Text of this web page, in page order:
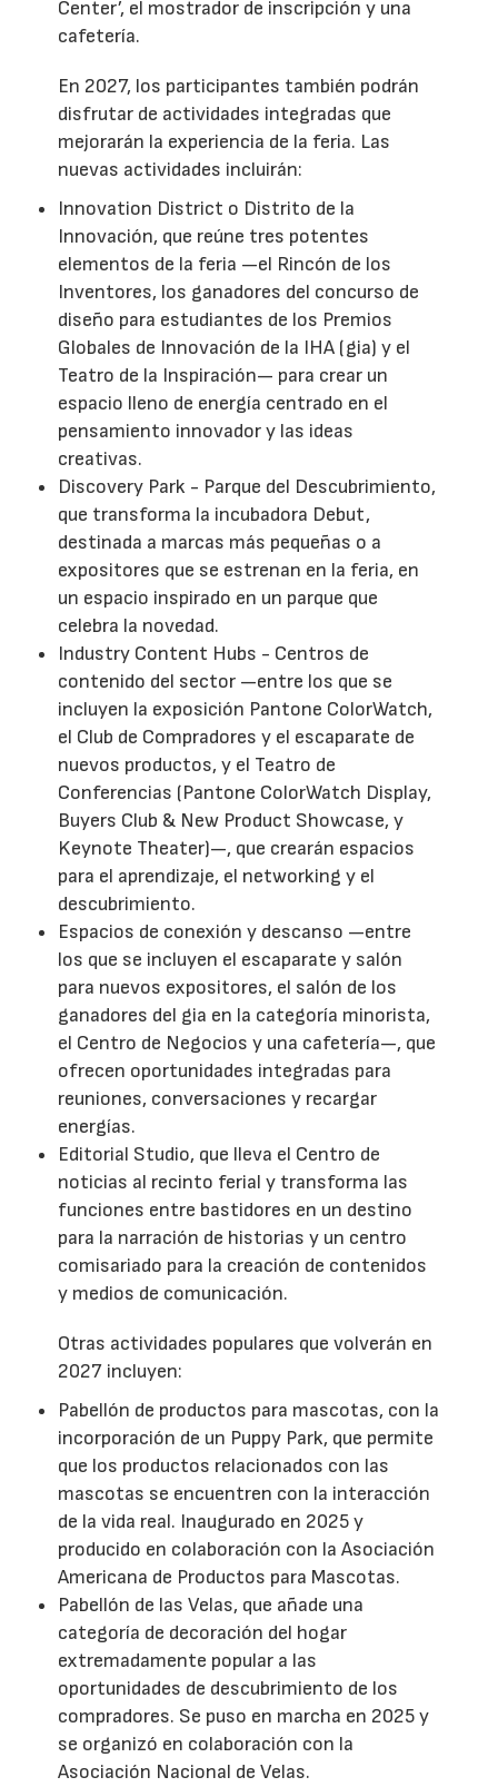
Center’, el mostrador de inscripción y una
cafetería.
En 2027, los participantes también podrán
disfrutar de actividades integradas que
mejorarán la experiencia de la feria. Las
nuevas actividades incluirán:
Innovation District o Distrito de la
Innovación, que reúne tres potentes
elementos de la feria —el Rincón de los
Inventores, los ganadores del concurso de
diseño para estudiantes de los Premios
Globales de Innovación de la IHA (gia) y el
Teatro de la Inspiración— para crear un
espacio lleno de energía centrado en el
pensamiento innovador y las ideas
creativas.
Discovery Park - Parque del Descubrimiento,
que transforma la incubadora Debut,
destinada a marcas más pequeñas o a
expositores que se estrenan en la feria, en
un espacio inspirado en un parque que
celebra la novedad.
Industry Content Hubs - Centros de
contenido del sector —entre los que se
incluyen la exposición Pantone ColorWatch,
el Club de Compradores y el escaparate de
nuevos productos, y el Teatro de
Conferencias (Pantone ColorWatch Display,
Buyers Club & New Product Showcase, y
Keynote Theater)—, que crearán espacios
para el aprendizaje, el networking y el
descubrimiento.
Espacios de conexión y descanso —entre
los que se incluyen el escaparate y salón
para nuevos expositores, el salón de los
ganadores del gia en la categoría minorista,
el Centro de Negocios y una cafetería—, que
ofrecen oportunidades integradas para
reuniones, conversaciones y recargar
energías.
Editorial Studio, que lleva el Centro de
noticias al recinto ferial y transforma las
funciones entre bastidores en un destino
para la narración de historias y un centro
comisariado para la creación de contenidos
y medios de comunicación.
Otras actividades populares que volverán en
2027 incluyen:
Pabellón de productos para mascotas, con la
incorporación de un Puppy Park, que permite
que los productos relacionados con las
mascotas se encuentren con la interacción
de la vida real. Inaugurado en 2025 y
producido en colaboración con la Asociación
Americana de Productos para Mascotas.
Pabellón de las Velas, que añade una
categoría de decoración del hogar
extremadamente popular a las
oportunidades de descubrimiento de los
compradores. Se puso en marcha en 2025 y
se organizó en colaboración con la
Asociación Nacional de Velas.